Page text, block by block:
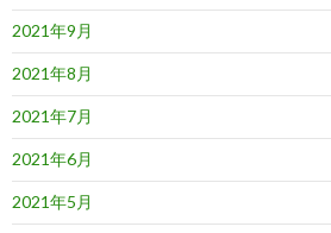
2021年9月
2021年8月
2021年7月
2021年6月
2021年5月